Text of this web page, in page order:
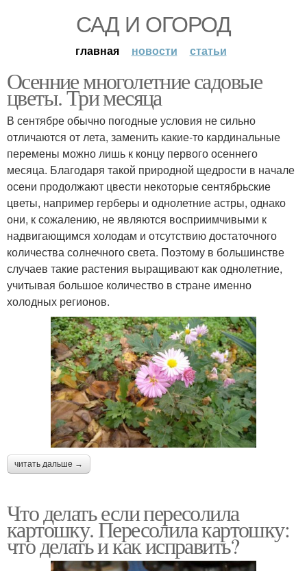
САД И ОГОРОД
главная новости статьи
Осенние многолетние садовые
цветы. Три месяца
В сентябре обычно погодные условия не сильно
отличаются от лета, заменить какие-то кардинальные
перемены можно лишь к концу первого осеннего
месяца. Благодаря такой природной щедрости в начале
осени продолжают цвести некоторые сентябрьские
цветы, например герберы и однолетние астры, однако
они, к сожалению, не являются восприимчивыми к
надвигающимся холодам и отсутствию достаточного
количества солнечного света. Поэтому в большинстве
случаев такие растения выращивают как однолетние,
учитывая большое количество в стране именно
холодных регионов.
читать дальше →
Что делать если пересолила
картошку. Пересолила картошку:
что делать и как исправить?